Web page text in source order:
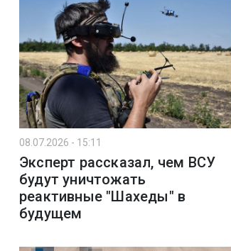
08.07.2026 - 15:11
Эксперт рассказал, чем ВСУ
будут уничтожать
реактивные "Шахеды" в
будущем